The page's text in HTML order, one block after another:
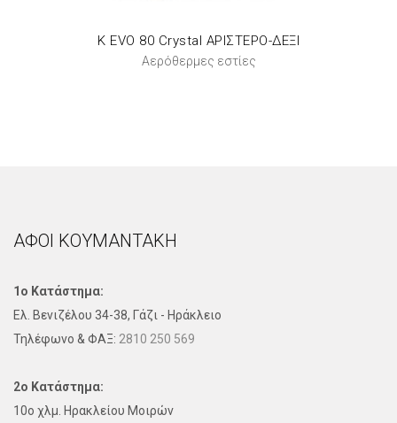
K EVO 80 Crystal ΑΡΙΣΤΕΡΟ-ΔΕΞΙ
Αερόθερμες εστίες
ΑΦΟΙ ΚΟΥΜΑΝΤΑΚΗ
1ο Κατάστημα:
Ελ. Βενιζέλου 34-38, Γάζι - Ηράκλειο
Τηλέφωνo & ΦΑΞ: 2810 250 569
2ο Κατάστημα:
10ο χλμ. Ηρακλείου Μοιρών